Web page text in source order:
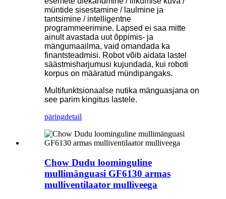
müntide sisestamine / laulmine ja
tantsimine / intelligentne
programmeerimine. Lapsed ei saa mitte
ainult avastada uut õppimis- ja
mängumaailma, vaid omandada ka
finantsteadmisi. Robot võib aidata lastel
säästmisharjumusi kujundada, kui roboti
korpus on määratud mündipangaks.
Multifunktsionaalse nutika mänguasjana on
see parim kingitus lastele.
päringdetail
Chow Dudu loominguline
mullimänguasi GF6130 armas
mulliventilaator mulliveega